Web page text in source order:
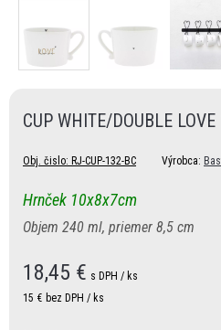
CUP WHITE/DOUBLE
Obj. čislo: RJ-CUP-132-BC Výrobca:
Hrnček 10x8x7cm
Objem 240 ml, priemer 8,5 cm
18,45 € s DPH / ks
15 € bez DPH / ks